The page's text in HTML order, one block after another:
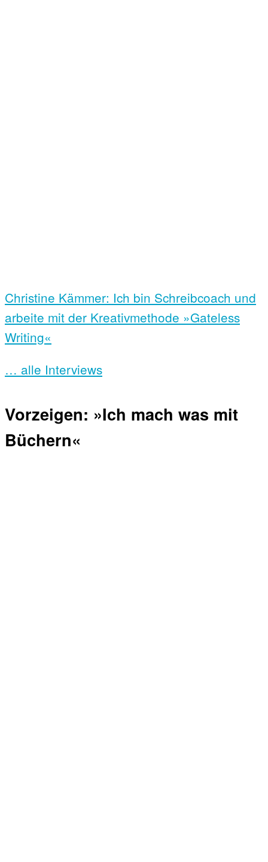
Christine Kämmer: Ich bin Schreibcoach und
arbeite mit der Kreativmethode »Gateless
Writing«
… alle Interviews
Vorzeigen: »Ich mach was mit
Büchern«